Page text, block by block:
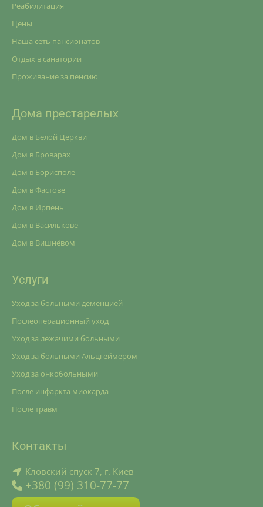
Реабилитация
Цены
Наша сеть пансионатов
Отдых в санатории
Проживание за пенсию
Дома престарелых
Дом в Белой Церкви
Дом в Броварах
Дом в Борисполе
Дом в Фастове
Дом в Ирпень
Дом в Василькове
Дом в Вишнёвом
Услуги
Уход за больными деменцией
Послеоперационный уход
Уход за лежачими больными
Уход за больными Альцгеймером
Уход за онкобольными
После инфаркта миокарда
После травм
Контакты
Кловский спуск 7, г. Киев
+380 (99) 310-77-77